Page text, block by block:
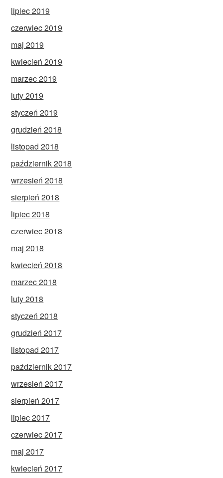
lipiec 2019
czerwiec 2019
maj 2019
kwiecień 2019
marzec 2019
luty 2019
styczeń 2019
grudzień 2018
listopad 2018
październik 2018
wrzesień 2018
sierpień 2018
lipiec 2018
czerwiec 2018
maj 2018
kwiecień 2018
marzec 2018
luty 2018
styczeń 2018
grudzień 2017
listopad 2017
październik 2017
wrzesień 2017
sierpień 2017
lipiec 2017
czerwiec 2017
maj 2017
kwiecień 2017